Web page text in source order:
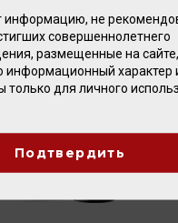
информацию, не
совершеннолетнего
размещенные на
информационный характер
только для личного
Подтвердить